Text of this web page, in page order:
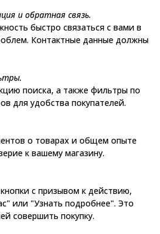
и обратная связь.
быстро связаться с вами в
Контактные данные должны
поиска, а также фильтры по
для удобства покупателей.
о товарах и общем опыте
к вашему магазину.
с призывом к действию,
или "Узнать подробнее". Это
совершить покупку.